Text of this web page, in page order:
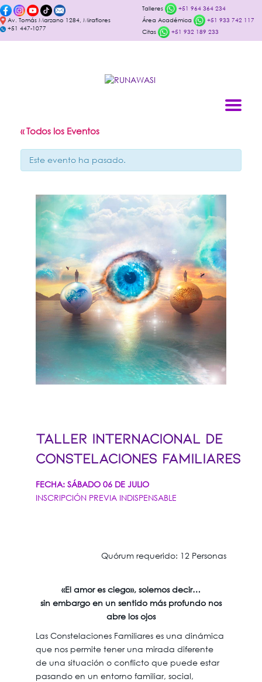
Av. Tomás Marzano 1284, Miraflores
+51 447-1077
Talleres
+51 964 364 234
Área Académica
+51 933 742 117
Citas
+51 932 189 233
« Todos los Eventos
Este evento ha pasado.
TALLER INTERNACIONAL DE
CONSTELACIONES FAMILIARES
FECHA: SÁBADO 06 DE JULIO
INSCRIPCIÓN PREVIA INDISPENSABLE
Quórum requerido: 12 Personas
«El amor es ciego», solemos decir…
sin embargo en un sentido más profundo nos
abre los ojos
Las Constelaciones Familiares es una dinámica
que nos permite tener una mirada diferente
de una situación o conflicto que puede estar
pasando en un entorno familiar, social,